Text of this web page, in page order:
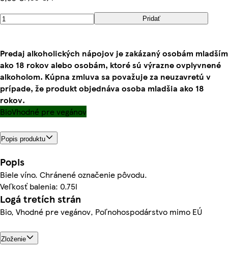
Pridať
Predaj alkoholických nápojov je zakázaný osobám mladším
ako 18 rokov alebo osobám, ktoré sú výrazne ovplyvnené
alkoholom. Kúpna zmluva sa považuje za neuzavretú v
prípade, že produkt objednáva osoba mladšia ako 18
rokov.
BioVhodné pre vegánov
Popis produktu
Popis
Biele víno. Chránené označenie pôvodu.
Veľkosť balenia: 0.75l
Logá tretích strán
Bio, Vhodné pre vegánov, Poľnohospodárstvo mimo EÚ
Zloženie